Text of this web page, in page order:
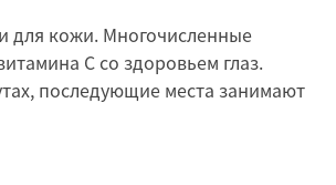
для кожи. Многочисленные
C со здоровьем глаз.
последующие места занимают